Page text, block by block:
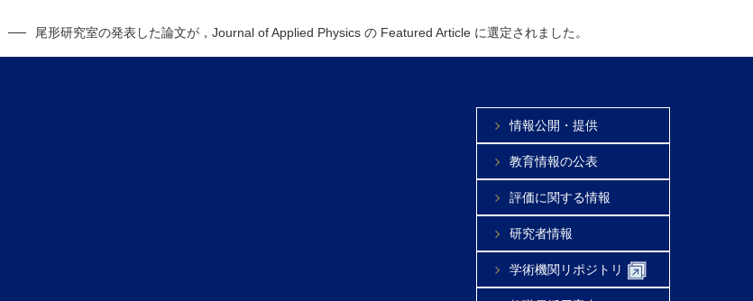
尾形研究室の発表した論文が，Journal of Applied Physics の Featured Article に選定されました。
情報公開・提供
教育情報の公表
評価に関する情報
研究者情報
学術機関リポジトリ